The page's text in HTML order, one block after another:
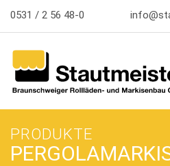
0531 / 2 56 48-0
PRODUKTE